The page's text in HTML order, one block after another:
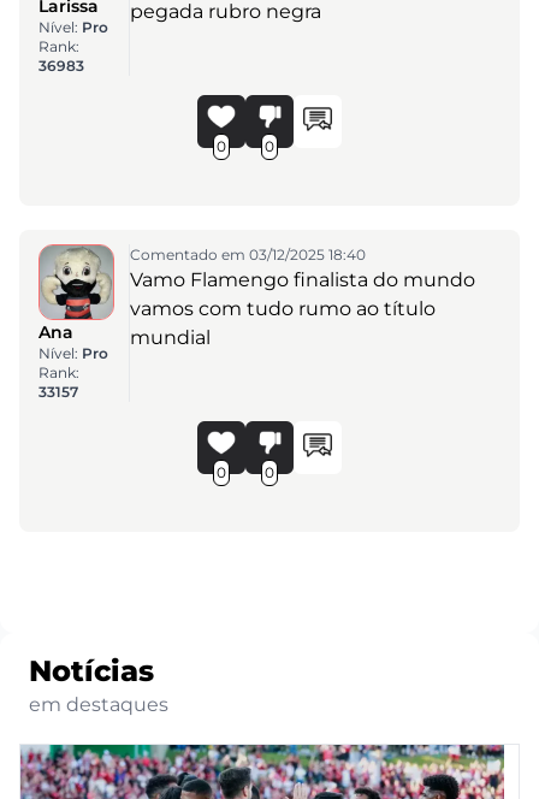
Larissa
Nível: Pro
Rank:
36983
pegada rubro negra
0 0
Ana
Nível: Pro
Rank:
33157
Comentado em 03/12/2025 18:40
Vamo Flamengo finalista do mundo
vamos com tudo rumo ao título
mundial
0 0
Notícias
em destaques